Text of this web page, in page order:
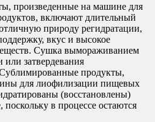
произведенные на машине для
включают длительный
природу регидратации,
вкус и высокое
Сушка вымораживанием
затвердевания
продукты,
для лиофилизации пищевых
(восстановлены)
в процессе остаются